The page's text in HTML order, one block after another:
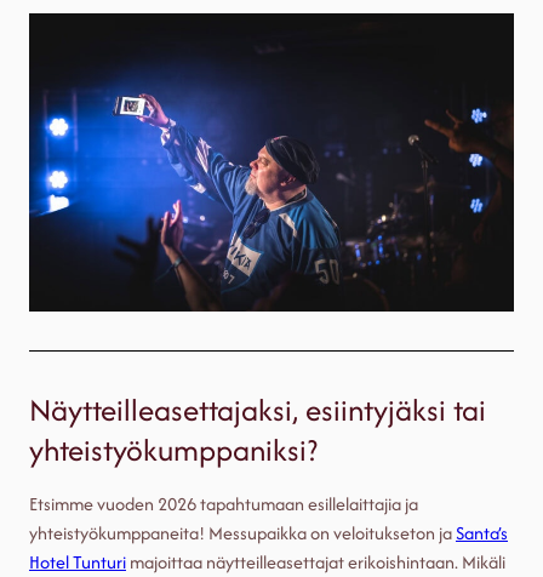
Näytteilleasettajaksi, esiintyjäksi tai
yhteistyökumppaniksi?
Etsimme vuoden 2026 tapahtumaan esillelaittajia ja
yhteistyökumppaneita! Messupaikka on veloitukseton jaSanta’s
Hotel Tunturimajoittaa näytteilleasettajat erikoishintaan. Mikäli